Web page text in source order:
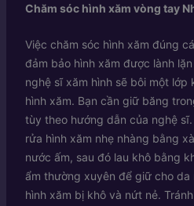
Chăm sóc hình xăm vòng tay
Việc chăm sóc hình xăm đúng
đảm bảo hình xăm được lành
nghệ sĩ xăm hình sẽ bôi một
hình xăm. Bạn cần giữ băng
tùy theo hướng dẫn của nghệ
rửa hình xăm nhẹ nhàng bằng
nước ấm, sau đó lau khô bằng
ẩm thường xuyên để giữ cho da
hình xăm bị khô và nứt nẻ.